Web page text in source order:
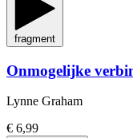
fragment
Onmogelijke
Lynne Graham
€ 6,99